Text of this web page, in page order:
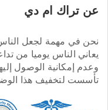
عن تراك ام دي
نحن في مهمة لجعل
يعاني الناس يوميا من
وعدم إمكانية الوصول
تأسست لتخفيف هذا